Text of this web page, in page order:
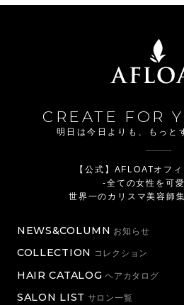
CREATE FOR
明日は今日よりも、もっと
【公式】AFLOATオフ
-全ての女性を可
世界一のカリスマ美容師
NEWS&COLUMN お知らせ
COLLECTION コレクション
HAIR CATALOG ヘアカタログ
SALON LIST サロン一覧